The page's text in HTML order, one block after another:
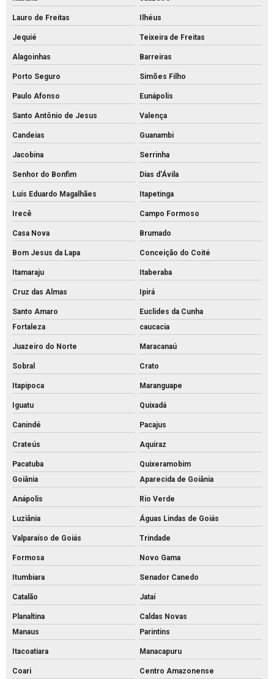
Lauro de Freitas Ilhéus
Jequié Teixeira de Freitas
Alagoinhas Barreiras
Porto Seguro Simões Filho
Paulo Afonso Eunápolis
Santo Antônio de Jesus Valença
Candeias Guanambi
Jacobina Serrinha
Senhor do Bonfim Dias d'Ávila
Luís Eduardo Magalhães Itapetinga
Irecê Campo Formoso
Casa Nova Brumado
Bom Jesus da Lapa Conceição do Coité
Itamaraju Itaberaba
Cruz das Almas Ipirá
Santo Amaro
Euclides da Cunha
Fortaleza
caucacia
Juazeiro do Norte Maracanaú
Sobral Crato
Itapipoca Maranguape
Iguatu Quixadá
Canindé Pacajus
Crateús Aquiraz
Pacatuba
Quixeramobim
Goiânia
Aparecida de Goiânia
Anápolis Rio Verde
Luziânia Águas Lindas de Goiás
Valparaíso de Goiás Trindade
Formosa Novo Gama
Itumbiara Senador Canedo
Catalão Jataí
Planaltina
Caldas Novas
Manaus
Parintins
Itacoatiara Manacapuru
Coari
Centro Amazonense